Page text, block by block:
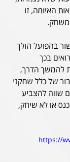
האיומה, זו
בהפועל הולך
בכך
להמשך הדרך,
של כלל שחקני
שווה להצביע
או לא שיחק,
https://